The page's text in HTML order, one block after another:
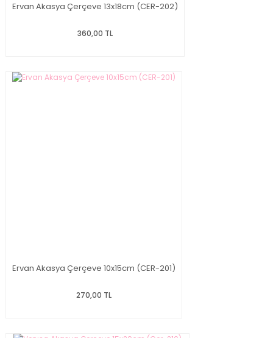
Ervan Akasya Çerçeve 13x18cm (CER-202)
360,00 TL
Ervan Akasya Çerçeve 10x15cm (CER-201)
270,00 TL